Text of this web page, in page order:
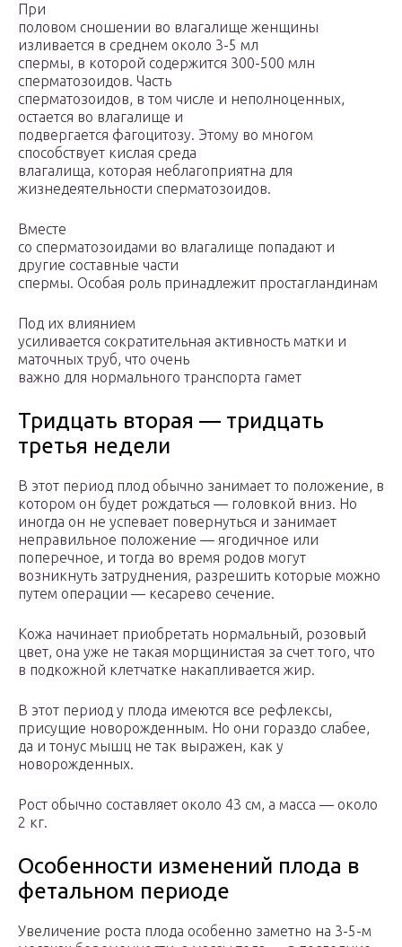
При
половом сношении во влагалище женщины
изливается в среднем около 3-5 мл
спермы, в которой содержится 300-500 млн
сперматозоидов. Часть
сперматозоидов, в том числе и неполноценных,
остается во влагалище и
подвергается фагоцитозу. Этому во многом
способствует кислая среда
влагалища, которая неблагоприятна для
жизнедеятельности сперматозоидов.
Вместе
со сперматозоидами во влагалище попадают и
другие составные части
спермы. Особая роль принадлежит простагландинам
Под их влиянием
усиливается сократительная активность матки и
маточных труб, что очень
важно для нормального транспорта гамет
Тридцать вторая — тридцать
третья недели
В этот период плод обычно занимает то положение, в
котором он будет рождаться — головкой вниз. Но
иногда он не успевает повернуться и занимает
неправильное положение — ягодичное или
поперечное, и тогда во время родов могут
возникнуть затруднения, разрешить которые можно
путем операции — кесарево сечение.
Кожа начинает приобретать нормальный, розовый
цвет, она уже не такая морщинистая за счет того, что
в подкожной клетчатке накапливается жир.
В этот период у плода имеются все рефлексы,
присущие новорожденным. Но они гораздо слабее,
да и тонус мышц не так выражен, как у
новорожденных.
Рост обычно составляет около 43 см, а масса — около
2 кг.
Особенности изменений плода в
фетальном периоде
Увеличение роста плода особенно заметно на 3-5-м